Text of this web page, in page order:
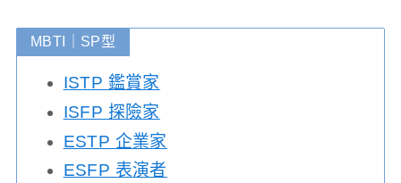
MBTI｜SP型
ISTP 鑑賞家
ISFP 探險家
ESTP 企業家
ESFP 表演者